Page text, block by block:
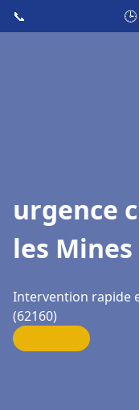
📞
urgence
les Mines
Intervention rapide
(62160)